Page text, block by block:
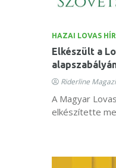
HAZAI LOVAS
Elkészült a
Riderline
A Magyar
elkészítette